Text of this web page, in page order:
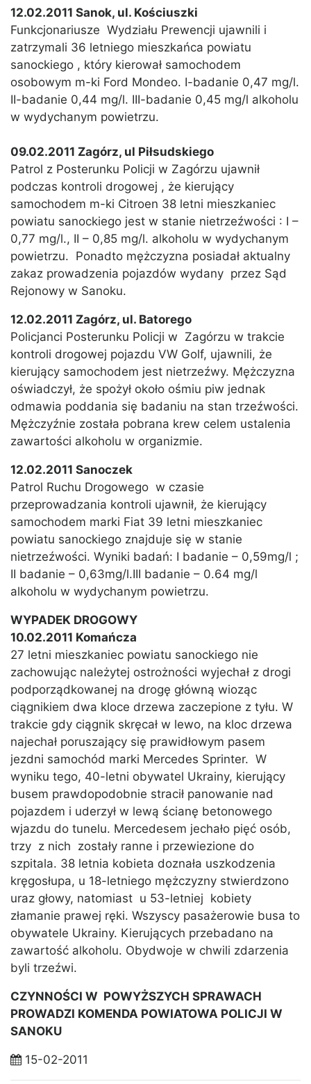
12.02.2011 Sanok, ul. Kościuszki
Funkcjonariusze Wydziału Prewencji ujawnili i
zatrzymali 36 letniego mieszkańca powiatu
sanockiego , który kierował samochodem
osobowym m-ki Ford Mondeo. I-badanie 0,47 mg/l.
II-badanie 0,44 mg/l. III-badanie 0,45 mg/l alkoholu
w wydychanym powietrzu.
09.02.2011 Zagórz, ul Piłsudskiego
Patrol z Posterunku Policji w Zagórzu ujawnił
podczas kontroli drogowej , że kierujący
samochodem m-ki Citroen 38 letni mieszkaniec
powiatu sanockiego jest w stanie nietrzeźwości : I –
0,77 mg/l., II – 0,85 mg/l. alkoholu w wydychanym
powietrzu. Ponadto mężczyzna posiadał aktualny
zakaz prowadzenia pojazdów wydany przez Sąd
Rejonowy w Sanoku.
12.02.2011 Zagórz, ul. Batorego
Policjanci Posterunku Policji w Zagórzu w trakcie
kontroli drogowej pojazdu VW Golf, ujawnili, że
kierujący samochodem jest nietrzeźwy. Mężczyzna
oświadczył, że spożył około ośmiu piw jednak
odmawia poddania się badaniu na stan trzeźwości.
Mężczyźnie została pobrana krew celem ustalenia
zawartości alkoholu w organizmie.
12.02.2011 Sanoczek
Patrol Ruchu Drogowego w czasie
przeprowadzania kontroli ujawnił, że kierujący
samochodem marki Fiat 39 letni mieszkaniec
powiatu sanockiego znajduje się w stanie
nietrzeźwości. Wyniki badań: I badanie – 0,59mg/l ;
II badanie – 0,63mg/l.III badanie – 0.64 mg/l
alkoholu w wydychanym powietrzu.
WYPADEK DROGOWY
10.02.2011 Komańcza
27 letni mieszkaniec powiatu sanockiego nie
zachowując należytej ostrożności wyjechał z drogi
podporządkowanej na drogę główną wioząc
ciągnikiem dwa kloce drzewa zaczepione z tyłu. W
trakcie gdy ciągnik skręcał w lewo, na kloc drzewa
najechał poruszający się prawidłowym pasem
jezdni samochód marki Mercedes Sprinter. W
wyniku tego, 40-letni obywatel Ukrainy, kierujący
busem prawdopodobnie stracił panowanie nad
pojazdem i uderzył w lewą ścianę betonowego
wjazdu do tunelu. Mercedesem jechało pięć osób,
trzy z nich zostały ranne i przewiezione do
szpitala. 38 letnia kobieta doznała uszkodzenia
kręgosłupa, u 18-letniego mężczyzny stwierdzono
uraz głowy, natomiast u 53-letniej kobiety
złamanie prawej ręki. Wszyscy pasażerowie busa to
obywatele Ukrainy. Kierujących przebadano na
zawartość alkoholu. Obydwoje w chwili zdarzenia
byli trzeźwi.
CZYNNOŚCI W POWYŻSZYCH SPRAWACH
PROWADZI KOMENDA POWIATOWA POLICJI W
SANOKU
15-02-2011